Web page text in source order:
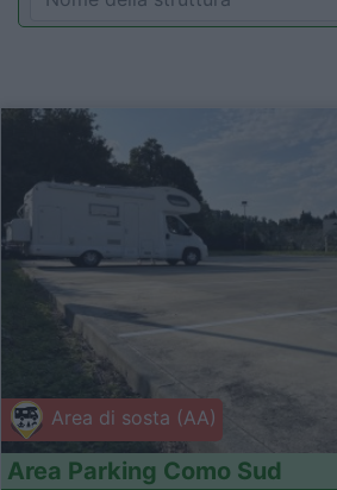
Area di sosta (AA)
Area Parking Como Sud